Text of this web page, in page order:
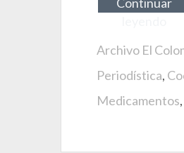
Archivo El
Periodística,
Medicamentos,